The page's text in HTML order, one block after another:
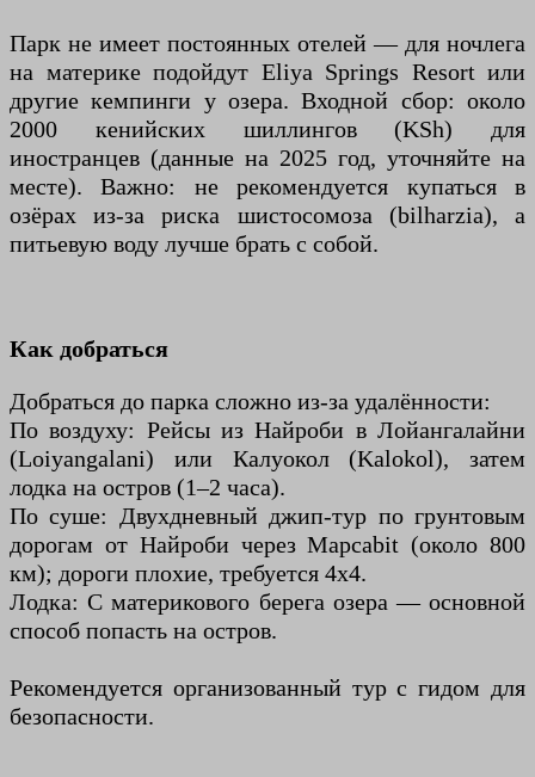
Парк не имеет постоянных отелей — для ночлега
на материке подойдут Eliya Springs Resort или
другие кемпинги у озера. Входной сбор: около
2000 кенийских шиллингов (KSh) для
иностранцев (данные на 2025 год, уточняйте на
месте). Важно: не рекомендуется купаться в
озёрах из-за риска шистосомоза (bilharzia), а
питьевую воду лучше брать с собой.
Как добраться
Добраться до парка сложно из-за удалённости:
По воздуху: Рейсы из Найроби в Лойангалайни
(Loiyangalani) или Калуокол (Kalokol), затем
лодка на остров (1–2 часа).
По суше: Двухдневный джип-тур по грунтовым
дорогам от Найроби через Марсabit (около 800
км); дороги плохие, требуется 4x4.
Лодка: С материкового берега озера — основной
способ попасть на остров.
Рекомендуется организованный тур с гидом для
безопасности.